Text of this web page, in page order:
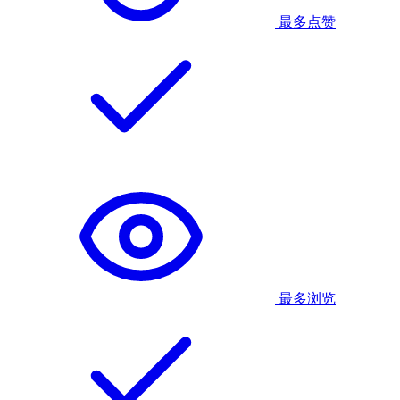
最多点赞
最多浏览